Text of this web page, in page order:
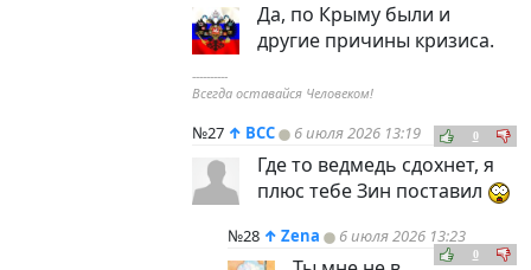
Да, по Крыму были и
другие причины кризиса.
----------
Всегда оставайся Человеком!
№27 ↑ ВСС 6 июля 2026 13:19 0
Где то ведмедь сдохнет, я
плюс тебе Зин поставил
№28 ↑ Zena 6 июля 2026 13:23
0